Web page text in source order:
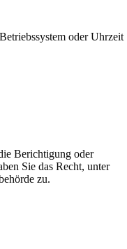
oder Uhrzeit
Berichtigung oder
Sie das Recht, unter
zu.